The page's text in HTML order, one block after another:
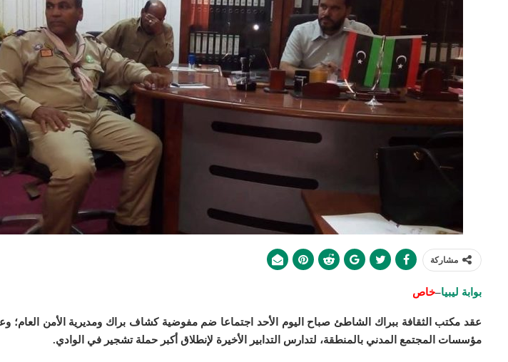
مشاركة
بوابة ليبيا–خاص
عقد مكتب الثقافة ببراك الشاطئ صباح اليوم الأحد اجتماعا ضم مفوضية كشاف براك ومديرية الأمن العام؛
مؤسسات المجتمع المدني بالمنطقة، لتدارس التدابير الأخيرة لإنطلاق أكبر حملة تشجير في الوادي.